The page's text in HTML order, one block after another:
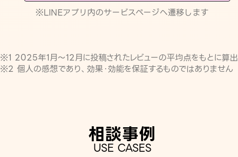
※LINEアプリ内のサービスページへ遷移します
※1 2025年1月〜12月に投稿されたレビューの平均点をもとに算出
※2 個人の感想であり、効果・効能を保証するものではありません
相談事例
USE CASES